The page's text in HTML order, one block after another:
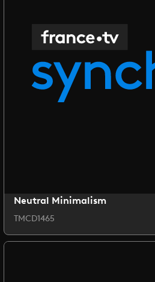
Neutral Minimalism
TMCD1465